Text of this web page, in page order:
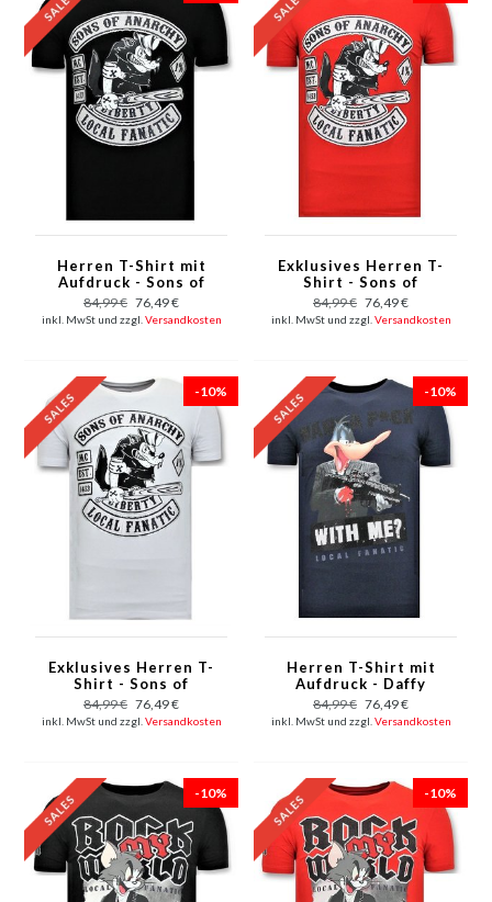
Herren T-Shirt mit
Aufdruck - Sons of
Anarchy MC - Schwarz
84,99 € 76,49 €
inkl. MwSt und zzgl. Versandkosten
Exklusives Herren T-
Shirt - Sons of
Anarchy MC - Rot
84,99 € 76,49 €
inkl. MwSt und zzgl. Versandkosten
-10%
Exklusives Herren T-
Shirt - Sons of
Anarchy MC - Weiß
84,99 € 76,49 €
inkl. MwSt und zzgl. Versandkosten
-10%
Herren T-Shirt mit
Aufdruck - Daffy
Montana - Blau
84,99 € 76,49 €
inkl. MwSt und zzgl. Versandkosten
-10% -10%